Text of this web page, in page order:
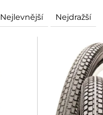
Nejlevnější Nejdražší